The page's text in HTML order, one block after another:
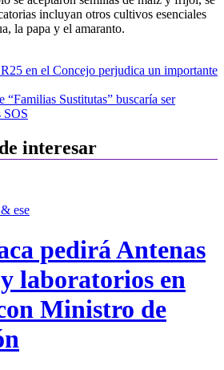
incluyan otros cultivos esenciales
la papa y el amaranto.
en el Concejo perjudica un importante
“Familias Sustitutas” buscaría ser
SOS
interesar
ese
pedirá Antenas
laboratorios en
Ministro de